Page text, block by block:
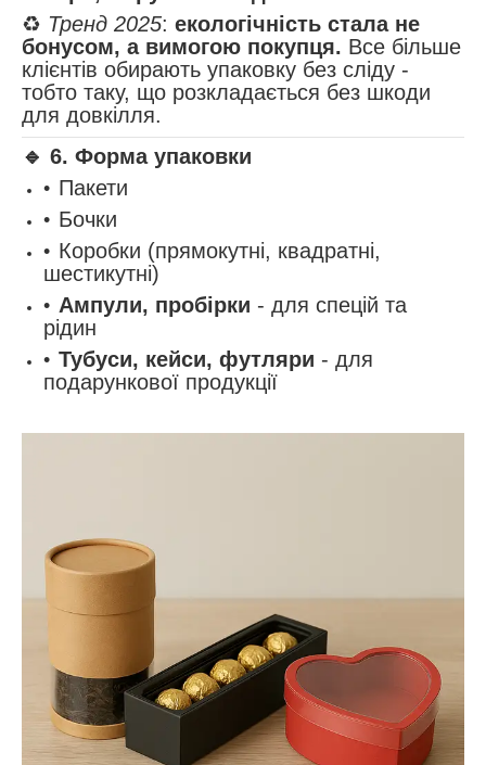
♻️ Тренд 2025: екологічність стала не
бонусом, а вимогою покупця. Все більше
клієнтів обирають упаковку без сліду -
тобто таку, що розкладається без шкоди
для довкілля.
🔹 6. Форма упаковки
Пакети
Бочки
Коробки (прямокутні, квадратні,
шестикутні)
Ампули, пробірки - для спецій та
рідин
Тубуси, кейси, футляри - для
подарункової продукції